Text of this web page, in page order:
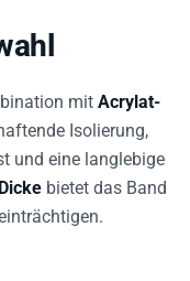
mit Acrylat-
Isolierung,
und eine langlebige
bietet das Band